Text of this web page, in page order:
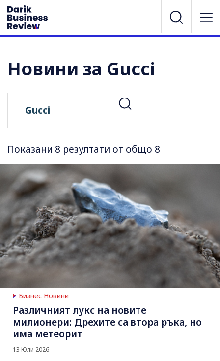
Новини за Gucci
Показани 8 резултати от общо 8
Бизнес Новини
Различният лукс на новите
милионери: Дрехите са втора ръка, но
има метеорит
13 Юли 2026